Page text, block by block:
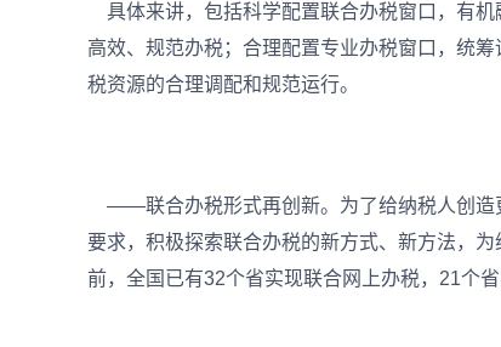
具体来讲，包括科学配置联合办税窗口，有机
高效、规范办税；合理配置专业办税窗口，统
税资源的合理调配和规范运行。
——联合办税形式再创新。为了给纳税人创造
要求，积极探索联合办税的新方式、新方法，为
前，全国已有32个省实现联合网上办税，21个省